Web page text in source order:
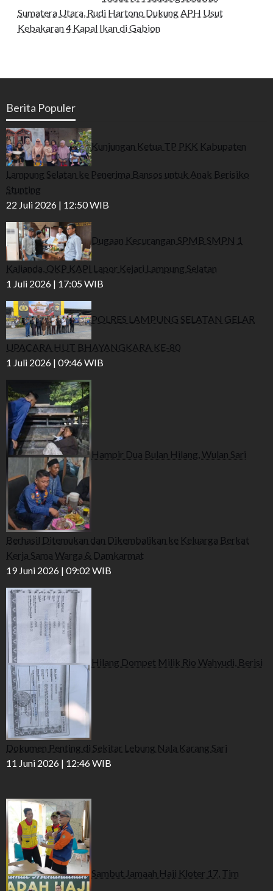
Sumatera Utara, Rudi Hartono Dukung APH Usut
Kebakaran 4 Kapal Ikan di Gabion
Berita Populer
Kunjungan Ketua TP PKK Kabupaten
Lampung Selatan ke Penerima Bansos untuk Anak Berisiko
Stunting
22 Juli 2026 | 12:50 WIB
Dugaan Kecurangan SPMB SMPN 1
Kalianda, OKP KAPI Lapor Kejari Lampung Selatan
1 Juli 2026 | 17:05 WIB
POLRES LAMPUNG SELATAN GELAR
UPACARA HUT BHAYANGKARA KE-80
1 Juli 2026 | 09:46 WIB
Hampir Dua Bulan Hilang, Wulan Sari
Berhasil Ditemukan dan Dikembalikan ke Keluarga Berkat
Kerja Sama Warga & Damkarmat
19 Juni 2026 | 09:02 WIB
Hilang Dompet Milik Rio Wahyudi, Berisi
Dokumen Penting di Sekitar Lebung Nala Karang Sari
11 Juni 2026 | 12:46 WIB
Sambut Jamaah Haji Kloter 17, Tim